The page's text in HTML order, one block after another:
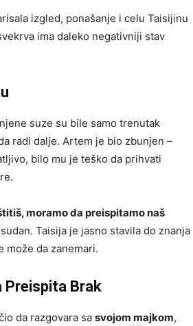
izgled, ponašanje i celu Taisijinu
ima daleko negativniji stav
suze su bile samo trenutak
radi dalje. Artem je bio zbunjen –
bilo mu je teško da prihvati
moramo da preispitamo naš
Taisija je jasno stavila do znanja
može da zanemari.
Preispita Brak
da razgovara sa svojom majkom,